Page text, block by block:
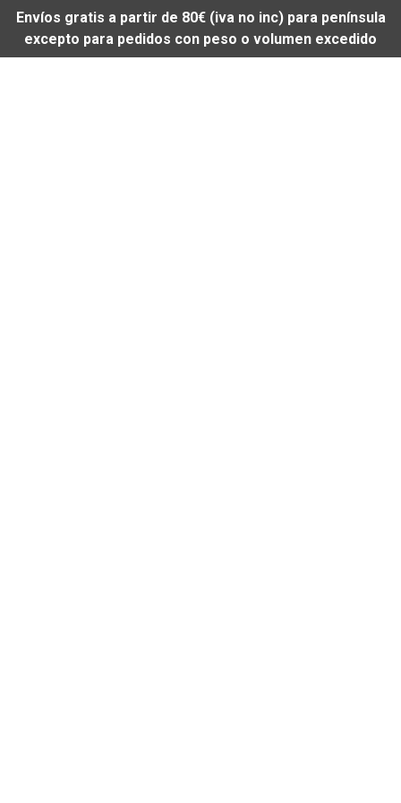
Envíos gratis a partir de 80€ (iva no inc) para península
excepto para pedidos con peso o volumen excedido